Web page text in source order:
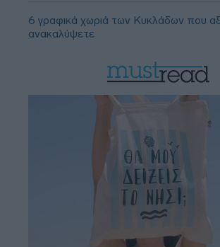
6 γραφικά χωριά των Κυκλάδων που
ανακαλύψετε